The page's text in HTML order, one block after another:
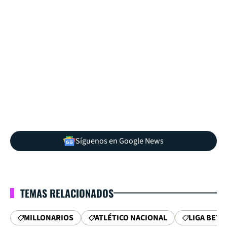
Síguenos en Google News
TEMAS RELACIONADOS
MILLONARIOS ATLÉTICO NACIONAL LIGA